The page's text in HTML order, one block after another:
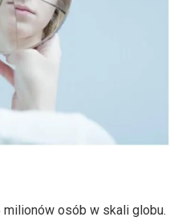
osób w skali globu.